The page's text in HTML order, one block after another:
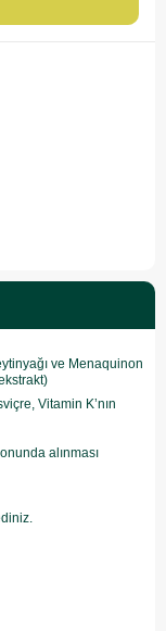
ve Menaquinon
Vitamin K’nın
alınması